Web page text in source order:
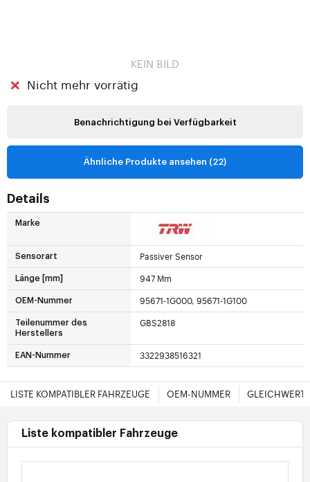
KEIN BILD
Nicht mehr vorrätig
Benachrichtigung bei Verfügbarkeit
Ähnliche Produkte ansehen (22)
Details
Marke
Sensorart Passiver Sensor
Länge [mm] 947 Mm
OEM-Nummer 95671-1G000, 95671-1G100
Teilenummer des
Herstellers
GBS2818
EAN-Nummer 3322938516321
LISTE KOMPATIBLER FAHRZEUGE OEM-NUMMER
Liste kompatibler Fahrzeuge